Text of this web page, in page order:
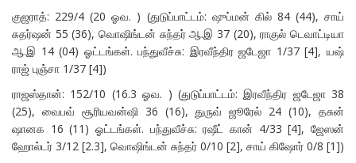
குஜராத்: 229/4 (20 ஓவ. ) (துடுப்பாட்டம்: ஷுப்மன் கில் 84 (44), சாய்
சுதர்ஷன் 55 (36), வொஷிங்டன் சுந்தர் ஆ.இ 37 (20), ராகுல் டெவாட்டியா
ஆ.இ 14 (04) ஓட்டங்கள். பந்துவீச்சு: இரவீந்திர ஜடேஜா 1/37 [4], யஷ்
ராஜ் புஞ்சா 1/37 [4])
ராஜஸ்தான்: 152/10 (16.3 ஓவ. ) (துடுப்பாட்டம்: இரவீந்திர ஜடேஜா 38
(25), வைபவ் சூரியவன்ஷி 36 (16), துருவ் ஜூரேல் 24 (10), தசுன்
ஷானக 16 (11) ஓட்டங்கள். பந்துவீச்சு: ரஷீட் கான் 4/33 [4], ஜேஸன்
ஹோல்டர் 3/12 [2.3], வொஷிங்டன் சுந்தர் 0/10 [2], சாய் கிஷோர் 0/8 [1])